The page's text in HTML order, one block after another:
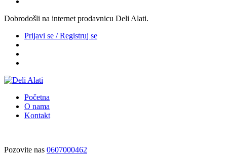
Dobrodošli na internet prodavnicu Deli Alati.
Prijavi se / Registruj se
Početna
O nama
Kontakt
Pozovite nas 0607000462